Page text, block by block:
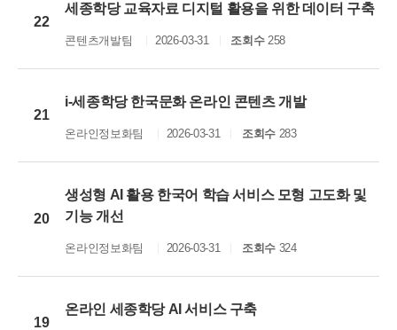
22
세종학당 교육자료 디지털 활용을 위한 데이터 구축
콘텐츠개발팀 2026-03-31 조회수258
21
i-세종학당 한국문화 온라인 콘텐츠 개발
온라인정보화팀 2026-03-31 조회수 283
20
생성형 AI 활용 한국어 학습 서비스 모형 고도화 및
기능 개선
온라인정보화팀 2026-03-31 조회수 324
19
온라인 세종학당 AI 서비스 구축